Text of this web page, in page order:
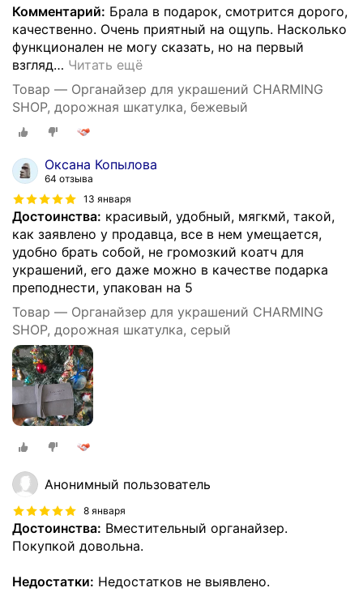
Комментарий: Брала в подарок, смотрится дорого,
качественно. Очень приятный на ощупь. Насколько
функционален не могу сказать, но на первый
взгляд… Читать ещё
Товар — Органайзер для украшений CHARMING
SHOP, дорожная шкатулка, бежевый
Оксана Копылова
64 отзыва
13 января
Достоинства: красивый, удобный, мягкмй, такой,
как заявлено у продавца, все в нем умещается,
удобно брать собой, не громозкий коатч для
украшений, его даже можно в качестве подарка
преподнести, упакован на 5
Товар — Органайзер для украшений CHARMING
SHOP, дорожная шкатулка, серый
Анонимный пользователь
8 января
Достоинства: Вместительный органайзер.
Покупкой довольна.
Недостатки: Недостатков не выявлено.